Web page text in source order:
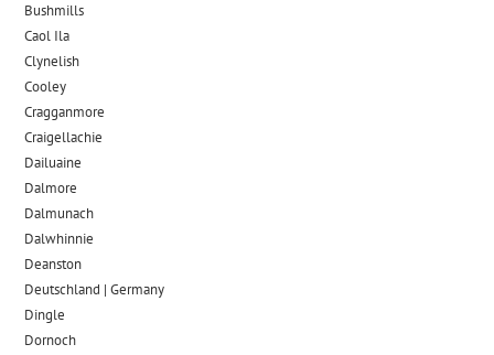
Bushmills
Caol Ila
Clynelish
Cooley
Cragganmore
Craigellachie
Dailuaine
Dalmore​
Dalmunach
Dalwhinnie
Deanston
Deutschland | Germany
Dingle
Dornoch